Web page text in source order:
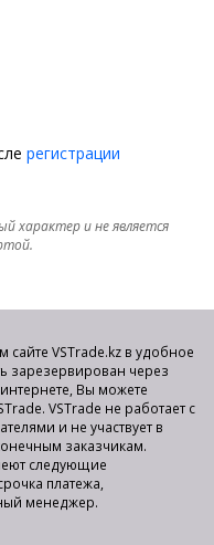
регистрации
характер и не является
VSTrade.kz в удобное
зарезервирован через
Вы можете
VSTrade не работает с
и не участвует в
заказчикам.
следующие
платежа,
менеджер.